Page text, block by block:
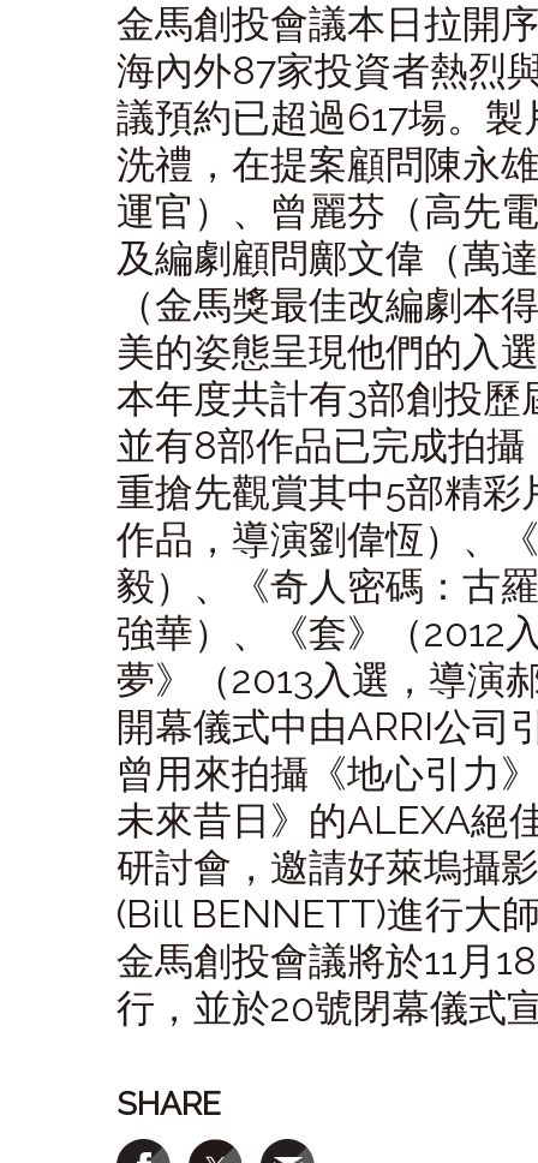
金馬創投會議本日拉開
海內外87家投資者熱烈
議預約已超過617場。
洗禮，在提案顧問陳永
運官）、曾麗芬（高先
及編劇顧問鄺文偉（萬
（金馬獎最佳改編劇本
美的姿態呈現他們的入
本年度共計有3部創投
並有8部作品已完成拍
重搶先觀賞其中5部精
作品，導演劉偉恆）、
毅）、《奇人密碼：古
強華）、《套》（2012
夢》（2013入選，導演
開幕儀式中由ARRI公司
曾用來拍攝《地心引力
未來昔日》的ALEXA絕
研討會，邀請好萊塢攝
(Bill BENNETT)進行大
金馬創投會議將於11月
行，並於20號閉幕儀式
SHARE